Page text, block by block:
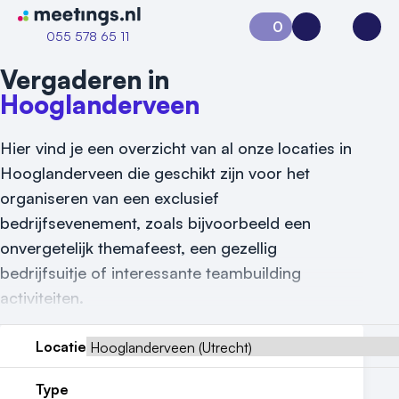
Naar home van Meetings
055 578 65 11
0
Aanvraag 0Inloggen
Vergaderen in
Hooglanderveen
Hier vind je een overzicht van al onze locaties in
Hooglanderveen die geschikt zijn voor het
organiseren van een exclusief
bedrijfsevenement, zoals bijvoorbeeld een
onvergetelijk themafeest, een gezellig
bedrijfsuitje of interessante teambuilding
activiteiten.
Locatie
Type